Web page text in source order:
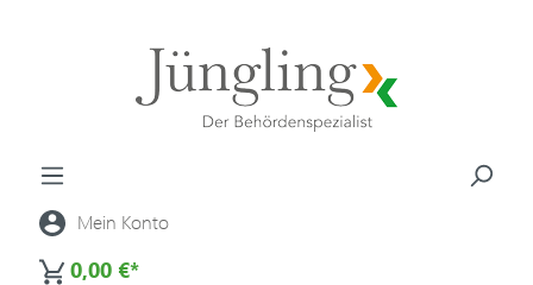
Mein Konto
0,00 €*